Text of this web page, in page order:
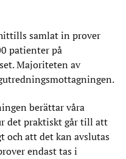
samlat in prover
patienter på
Majoriteten av
berättar våra
det praktiskt går till att
att det kan avslutas
endast tas i